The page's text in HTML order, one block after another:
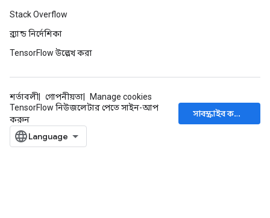
Stack Overflow
ব্র্যান্ড নির্দেশিকা
TensorFlow উল্লেখ করা
শর্তাবলী গোপনীয়তা
Manage cookies
TensorFlow নিউজলেটার পেতে সাইন-আপ
করুন
সাবস্ক্রাইব করুন